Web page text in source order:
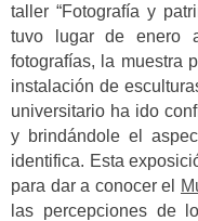
taller “Fotografía y
tuvo lugar de enero
fotografías, la muestra
instalación de
universitario ha ido
y brindándole el
identifica. Esta
para dar a conocer el
las percepciones de